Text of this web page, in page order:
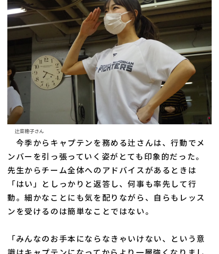
辻菜穂子さん
今季からキャプテンを務める辻さんは、行動でメ
ンバーを引っ張っていく姿がとても印象的だった。
先生からチーム全体へのアドバイスがあるときは
「はい」としっかりと返答し、何事も率先して行
動。細かなことにも気を配りながら、自らもレッス
ンを受けるのは簡単なことではない。
「みんなのお手本にならなきゃいけない、という意